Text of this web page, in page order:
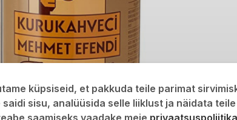
küpsiseid, et pakkuda teile parimat
saidi sisu, analüüsida selle liiklust ja näidata
saamiseks vaadake meie